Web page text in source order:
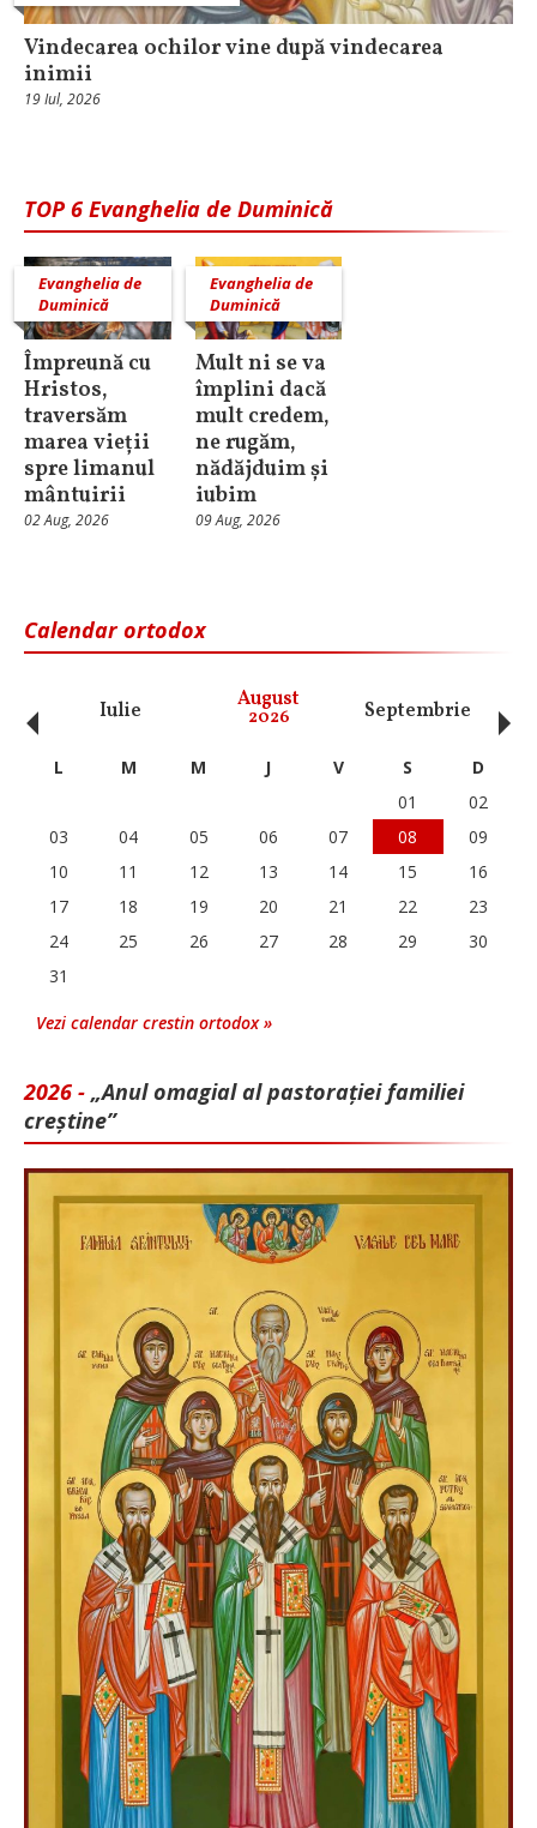
Vindecarea ochilor vine după vindecarea
inimii
19 Iul, 2026
TOP 6 Evanghelia de Duminică
Evanghelia de
Duminică
Împreună cu
Hristos,
traversăm
marea vieții
spre limanul
mântuirii
02 Aug, 2026
Evanghelia de
Duminică
Mult ni se va
împlini dacă
mult credem,
ne rugăm,
nădăjduim și
iubim
09 Aug, 2026
Calendar ortodox
Iulie August
2026 Septembrie
‹ L M M J V S
D
01
02
03
04 05 06 07 08
09
10
11 12 13 14 15
16
17
18 19 20 21 22
23
24
25 26 27 28 29
30
31
Vezi calendar crestin ortodox »
2026 - „Anul omagial al pastorației familiei
creștine”